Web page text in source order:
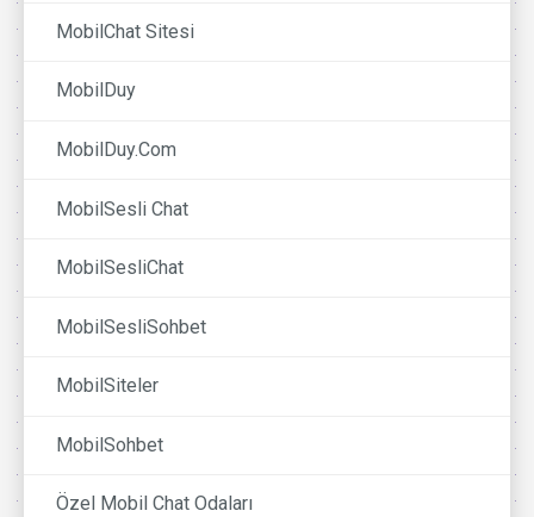
MobilChat Sitesi
MobilDuy
MobilDuy.Com
MobilSesli Chat
MobilSesliChat
MobilSesliSohbet
MobilSiteler
MobilSohbet
Özel Mobil Chat Odaları